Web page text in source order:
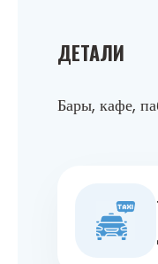
ДЕТАЛИ
Бары, кафе,